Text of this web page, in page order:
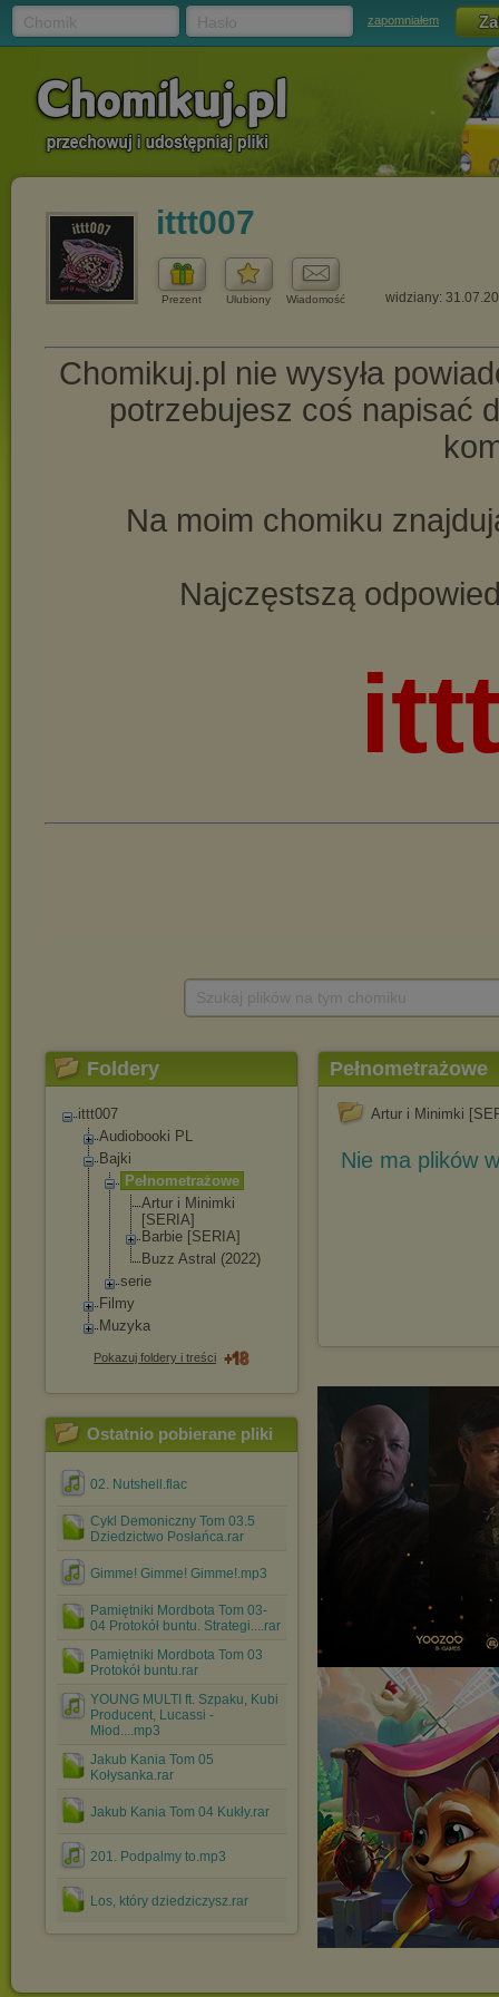
zapomniałem
ittt007
Prezent Ulubiony Wiadomość widziany:
Foldery
ittt007
Audiobooki PL
Bajki
Pełnometrażowe
Artur i Minimki
[SERIA]
Barbie [SERIA]
Buzz Astral (2022)
serie
Filmy
Muzyka
Pokazuj foldery i treści
Ostatnio pobierane pliki
02. Nutshell.flac
Cykl Demoniczny Tom 03.5
Dziedzictwo Posłańca.rar
Gimme! Gimme! Gimme!.mp3
Pamiętniki Mordbota Tom 03-
04 Protokół buntu. Strategi....rar
Pamiętniki Mordbota Tom 03
Protokół buntu.rar
YOUNG MULTI ft. Szpaku, Kubi
Producent, Lucassi -
Młod....mp3
Jakub Kania Tom 05
Kołysanka.rar
Jakub Kania Tom 04 Kukły.rar
201. Podpalmy to.mp3
Los, który dziedziczysz.rar
Pełnometrażowe
Artur i Minimki
Nie ma plików